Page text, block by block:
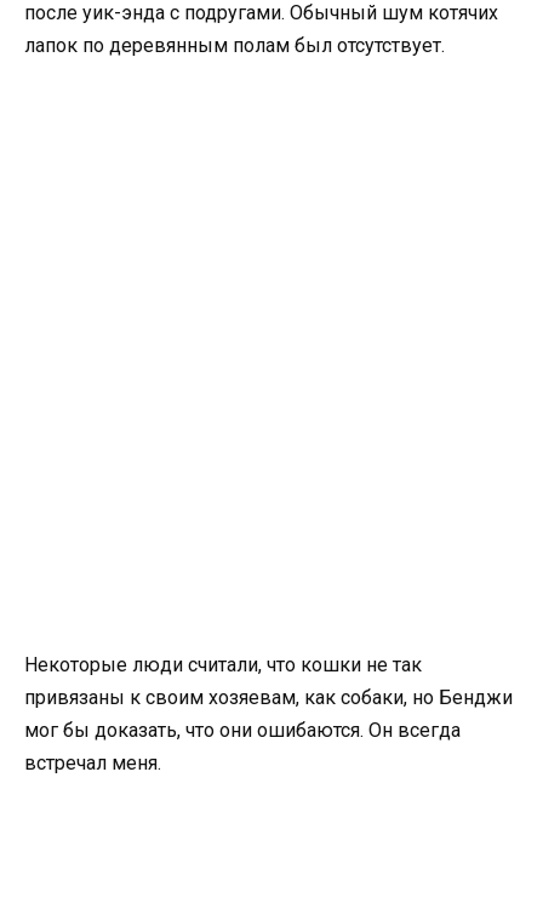
после уик-энда с подругами. Обычный шум котячих
лапок по деревянным полам был отсутствует.
Некоторые люди считали, что кошки не так
привязаны к своим хозяевам, как собаки, но Бенджи
мог бы доказать, что они ошибаются. Он всегда
встречал меня.